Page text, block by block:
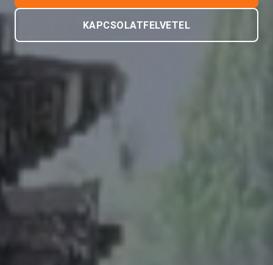
KAPCSOLATFELVETEL